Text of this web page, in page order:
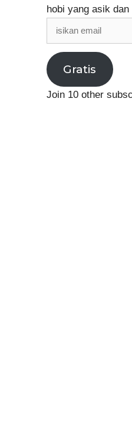
hobi yang asik
isikan
email
Gratis
Join 10 other